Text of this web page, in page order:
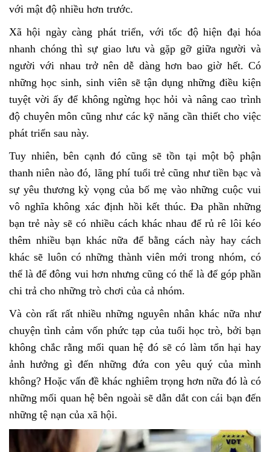
với mật độ nhiều hơn trước.
Xã hội ngày càng phát triển, với tốc độ hiện đại hóa
nhanh chóng thì sự giao lưu và gặp gỡ giữa người và
người với nhau trở nên dễ dàng hơn bao giờ hết. Có
những học sinh, sinh viên sẽ tận dụng những điều kiện
tuyệt vời ấy để không ngừng học hỏi và nâng cao trình
độ chuyên môn cũng như các kỹ năng cần thiết cho việc
phát triển sau này.
Tuy nhiên, bên cạnh đó cũng sẽ tồn tại một bộ phận
thanh niên nào đó, lãng phí tuổi trẻ cũng như tiền bạc và
sự yêu thương kỳ vọng của bố mẹ vào những cuộc vui
vô nghĩa không xác định hồi kết thúc. Đa phần những
bạn trẻ này sẽ có nhiều cách khác nhau để rủ rê lôi kéo
thêm nhiều bạn khác nữa để bằng cách này hay cách
khác sẽ luôn có những thành viên mới trong nhóm, có
thể là để đông vui hơn nhưng cũng có thể là để góp phần
chi trả cho những trò chơi của cả nhóm.
Và còn rất rất nhiều những nguyên nhân khác nữa như
chuyện tình cảm vốn phức tạp của tuổi học trò, bởi bạn
không chắc rằng mối quan hệ đó sẽ có làm tổn hại hay
ảnh hưởng gì đến những đứa con yêu quý của mình
không? Hoặc vấn đề khác nghiêm trọng hơn nữa đó là có
những mối quan hệ bên ngoài sẽ dẫn dắt con cái bạn đến
những tệ nạn của xã hội.